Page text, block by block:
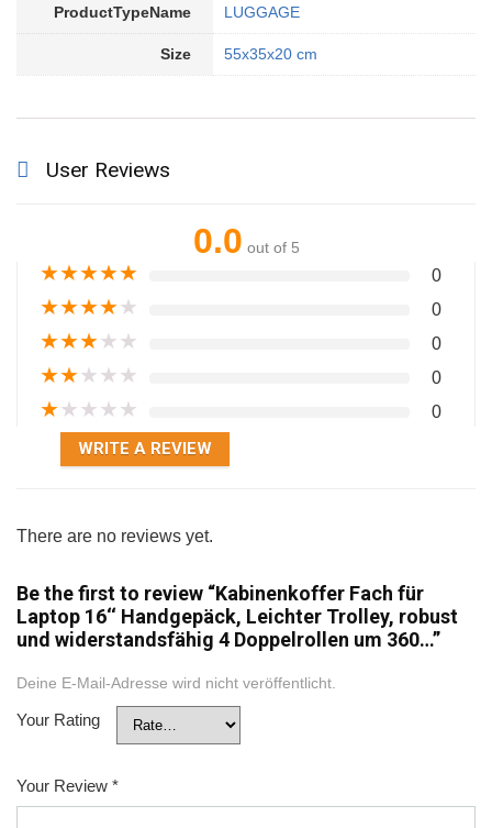
ProductTypeName LUGGAGE
Size 55x35x20 cm
User Reviews
0.0 out of 5
★★★★★ 0
★★★★★ 0
★★★★★ 0
★★★★★ 0
★★★★★ 0
WRITE A REVIEW
There are no reviews yet.
Be the first to review “Kabinenkoffer Fach für
Laptop 16‘‘ Handgepäck, Leichter Trolley, robust
und widerstandsfähig 4 Doppelrollen um 360…”
Deine E-Mail-Adresse wird nicht veröffentlicht.
Your Rating
Your Review *